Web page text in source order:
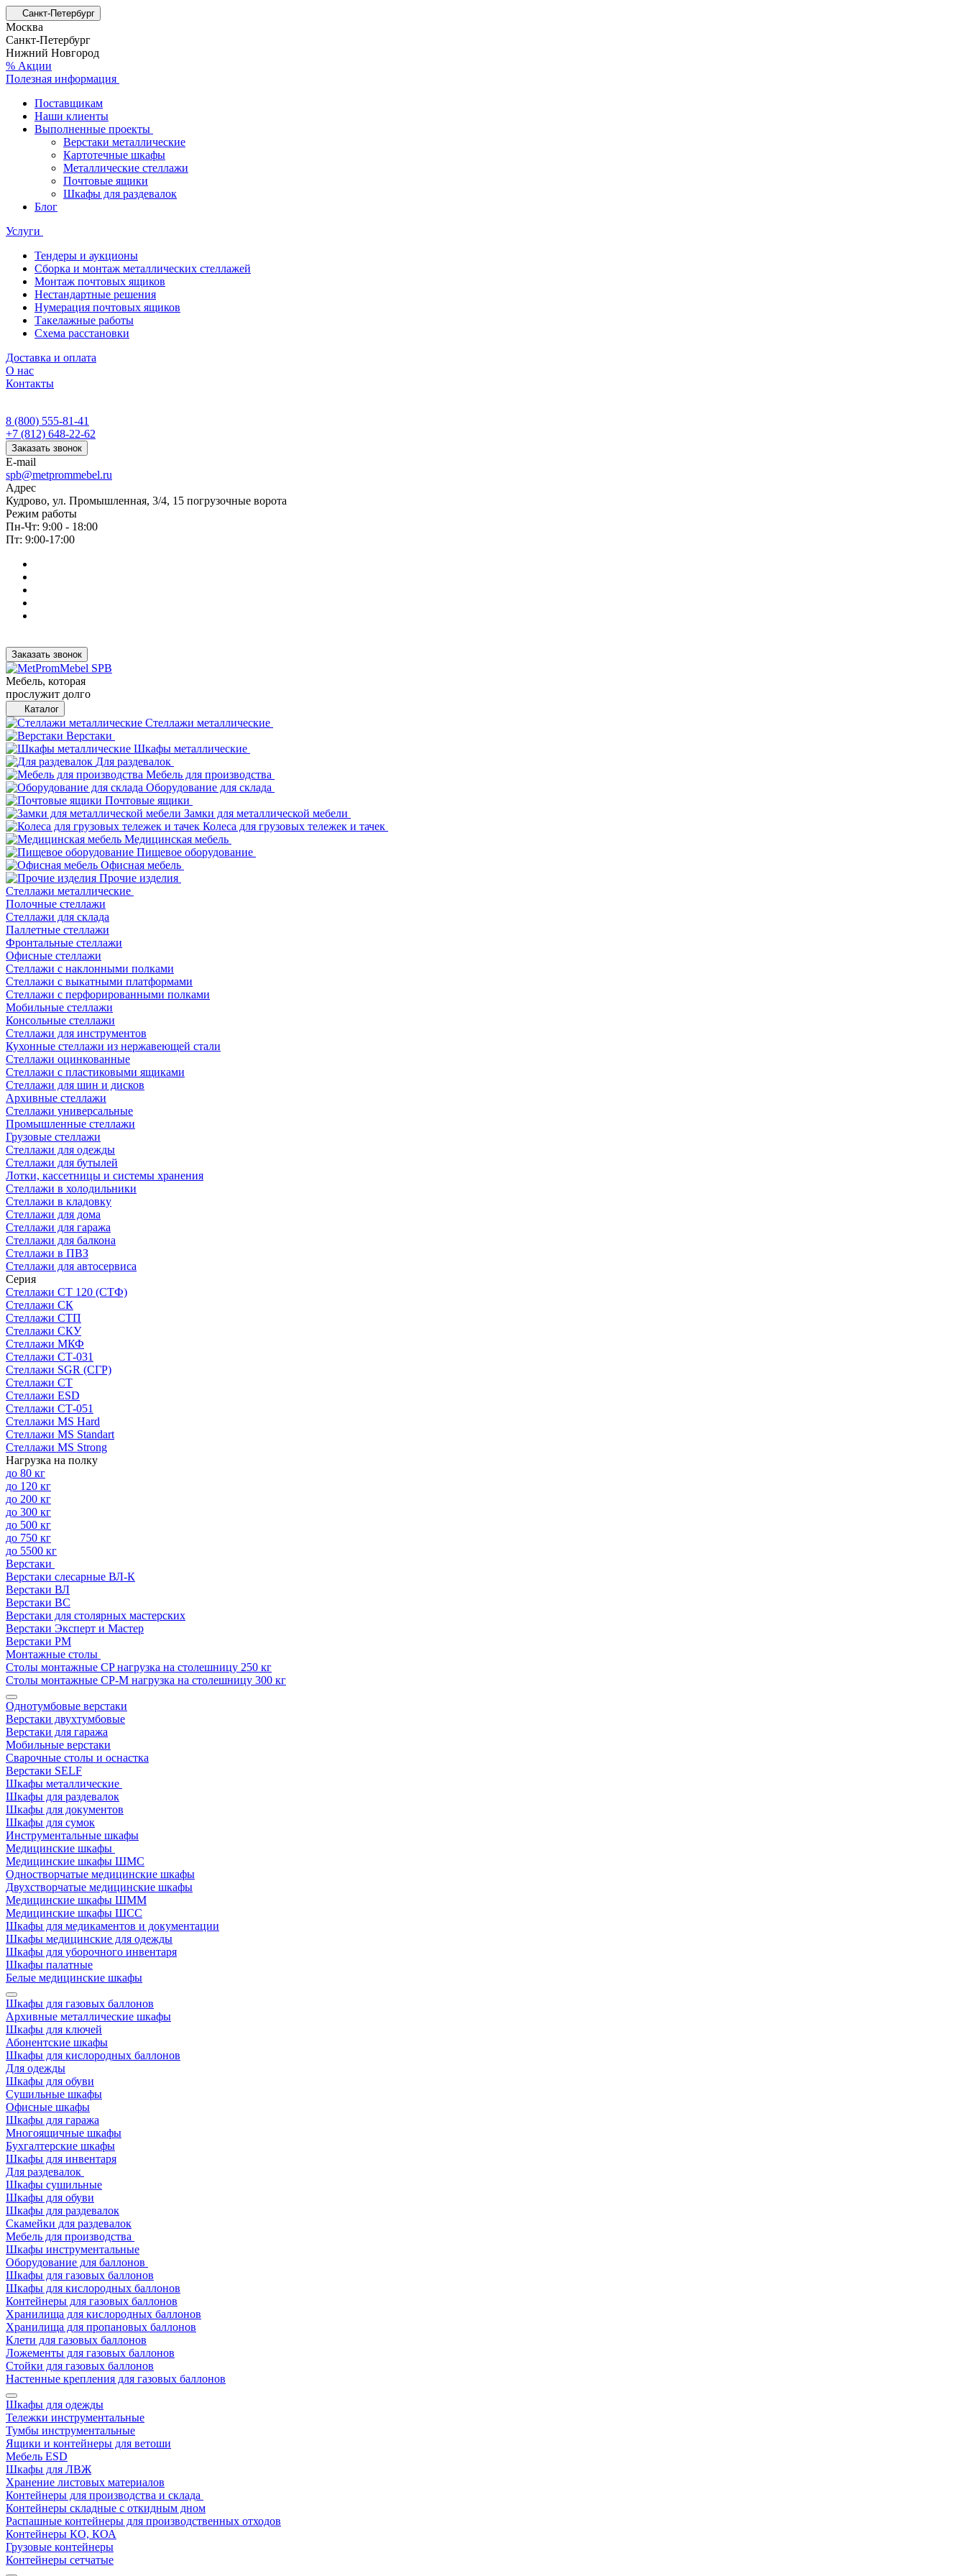
Санкт-Петербург
Москва
Санкт-Петербург
Нижний Новгород
% Акции
Полезная информация
Поставщикам
Наши клиенты
Выполненные проекты
Верстаки металлические
Картотечные шкафы
Металлические стеллажи
Почтовые ящики
Шкафы для раздевалок
Блог
Услуги
Тендеры и аукционы
Сборка и монтаж металлических стеллажей
Монтаж почтовых ящиков
Нестандартные решения
Нумерация почтовых ящиков
Такелажные работы
Схема расстановки
Доставка и оплата
О нас
Контакты
8 (800) 555-81-41
+7 (812) 648-22-62
Заказать звонок
E-mail
spb@metprommebel.ru
Адрес
Кудрово, ул. Промышленная, 3/4, 15 погрузочные ворота
Режим работы
Пн-Чт: 9:00 - 18:00
Пт: 9:00-17:00
Заказать звонок
Мебель, которая
прослужит долго
Каталог
Стеллажи металлические
Верстаки
Шкафы металлические
Для раздевалок
Мебель для производства
Оборудование для склада
Почтовые ящики
Замки для металлической мебели
Колеса для грузовых тележек и тачек
Медицинская мебель
Пищевое оборудование
Офисная мебель
Прочие изделия
Стеллажи металлические
Полочные стеллажи
Стеллажи для склада
Паллетные стеллажи
Фронтальные стеллажи
Офисные стеллажи
Стеллажи с наклонными полками
Стеллажи с выкатными платформами
Стеллажи с перфорированными полками
Мобильные стеллажи
Консольные стеллажи
Стеллажи для инструментов
Кухонные стеллажи из нержавеющей стали
Стеллажи оцинкованные
Стеллажи с пластиковыми ящиками
Стеллажи для шин и дисков
Архивные стеллажи
Стеллажи универсальные
Промышленные стеллажи
Грузовые стеллажи
Стеллажи для одежды
Стеллажи для бутылей
Лотки, кассетницы и системы хранения
Стеллажи в холодильники
Стеллажи в кладовку
Стеллажи для дома
Стеллажи для гаража
Стеллажи для балкона
Стеллажи в ПВЗ
Стеллажи для автосервиса
Серия
Стеллажи СТ 120 (СТФ)
Стеллажи СК
Стеллажи СТП
Стеллажи СКУ
Стеллажи МКФ
Стеллажи СТ-031
Стеллажи SGR (СГР)
Стеллажи СТ
Стеллажи ESD
Стеллажи СТ-051
Стеллажи MS Hard
Стеллажи MS Standart
Стеллажи MS Strong
Нагрузка на полку
до 80 кг
до 120 кг
до 200 кг
до 300 кг
до 500 кг
до 750 кг
до 5500 кг
Верстаки
Верстаки слесарные ВЛ-К
Верстаки ВЛ
Верстаки ВС
Верстаки для столярных мастерских
Верстаки Эксперт и Мастер
Верстаки РМ
Монтажные столы
Столы монтажные СP нагрузка на столешницу 250 кг
Столы монтажные СР-М нагрузка на столешницу 300 кг
Однотумбовые верстаки
Верстаки двухтумбовые
Верстаки для гаража
Мобильные верстаки
Сварочные столы и оснастка
Верстаки SELF
Шкафы металлические
Шкафы для раздевалок
Шкафы для документов
Шкафы для сумок
Инструментальные шкафы
Медицинские шкафы
Медицинские шкафы ШМС
Одностворчатые медицинские шкафы
Двухстворчатые медицинские шкафы
Медицинские шкафы ШММ
Медицинские шкафы ШСС
Шкафы для медикаментов и документации
Шкафы медицинские для одежды
Шкафы для уборочного инвентаря
Шкафы палатные
Белые медицинские шкафы
Шкафы для газовых баллонов
Архивные металлические шкафы
Шкафы для ключей
Абонентские шкафы
Шкафы для кислородных баллонов
Для одежды
Шкафы для обуви
Сушильные шкафы
Офисные шкафы
Шкафы для гаража
Многоящичные шкафы
Бухгалтерские шкафы
Шкафы для инвентаря
Для раздевалок
Шкафы сушильные
Шкафы для обуви
Шкафы для раздевалок
Скамейки для раздевалок
Мебель для производства
Шкафы инструментальные
Оборудование для баллонов
Шкафы для газовых баллонов
Шкафы для кислородных баллонов
Контейнеры для газовых баллонов
Хранилища для кислородных баллонов
Хранилища для пропановых баллонов
Клети для газовых баллонов
Ложементы для газовых баллонов
Стойки для газовых баллонов
Настенные крепления для газовых баллонов
Шкафы для одежды
Тележки инструментальные
Тумбы инструментальные
Ящики и контейнеры для ветоши
Мебель ESD
Шкафы для ЛВЖ
Хранение листовых материалов
Контейнеры для производства и склада
Контейнеры складные с откидным дном
Распашные контейнеры для производственных отходов
Контейнеры КО, КОА
Грузовые контейнеры
Контейнеры сетчатые